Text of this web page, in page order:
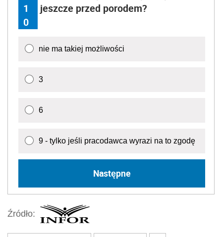
1
0
jeszcze przed porodem?
nie ma takiej możliwości
3
6
9 - tylko jeśli pracodawca wyrazi na to zgodę
Następne
Źródło: